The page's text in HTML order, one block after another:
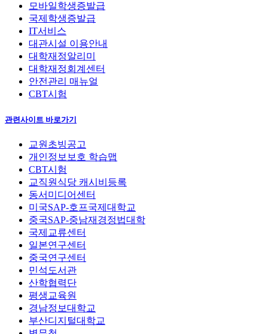
모바일학생증발급
국제학생증발급
IT서비스
대관시설 이용안내
대학재정알리미
대학재정회계센터
안전관리 매뉴얼
CBT시험
관련사이트 바로가기
교원초빙공고
개인정보보호 학습맵
CBT시험
교직원식당 캐시비등록
동서미디어센터
미국SAP-호프국제대학교
중국SAP-중남재경정법대학
국제교류센터
일본연구센터
중국연구센터
민석도서관
산학협력단
평생교육원
경남정보대학교
부산디지털대학교